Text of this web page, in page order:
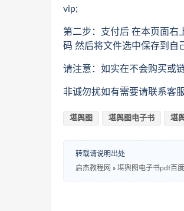
vip;
第二步：支付后 在本页面右
码 然后将文件选中保存到自
请注意：如实在不会购买或
非诚勿扰如有需要请联系客
堪舆图 堪舆图电子书 堪
转载请说明出处
启杰教程网 » 堪舆图电子书pdf百